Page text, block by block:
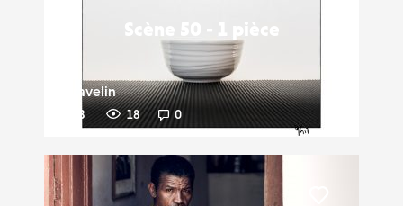
Scène 50 - 1 pièce
Gravelin
3 18 0